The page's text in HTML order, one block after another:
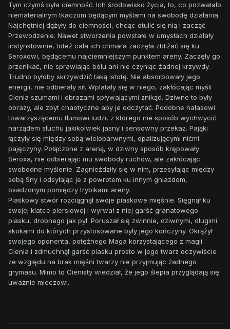
Tym czymś była ciemność. Ich środowisko życia, to, co pozwalało
niematerialnym tkaczom będącym myślami na swobodę działania.
Najchętniej dążyły do ciemności, chcąc otulić się nią i zacząć
Przewodzenie. Nawet stworzenia powstałe w umysłach działały
instynktownie, toteż cała ich chmara zaczęła zbliżać się ku
Seroxowi, będącemu najciemniejszym punktem areny. Zaczęły go
przenikać, nie sprawiając bólu ani nie czyniąc żadnej krzywdy.
Trudno byłoby skrzywdzić taką istotę. Nie absorbowały jego
energii, nie odbierały sił. Wplatały się w niego, zakłócając myśli
Cienia szumami i obrazami spływającymi znikąd. Dziwne to były
obrazy, ale zbyt chaotyczne aby je odczytać. Podobne hałasowi
towarzyszącemu tłumowi ludzi, z którego nie sposób wychwycić
narządem słuchu jakikolwiek jasny i sensowny przekaz. Pająki
łączyły się między sobą wielobarwnymi, opalizującymi nićmi
pajęczyny. Połączone z areną, w dziwny sposób krępowały
Seroxa, nie odbierając mu swobody ruchów, ale zakłócając
swobodne myślenie. Zagnieździły się w nim, przesyłając między
sobą Sny i odsyłając je z powrotem ku innym gniazdom,
osadzonym pomiędzy trybikami areny.
Piaskowy stwór rozciągnął swoje piaskowe mięśnie. Sięgnął ku
swojej klatce piersiowej i wyrwał z niej garść granatowego
piasku, drobnego jak pył. Poruszał się zwinnie, dziwnymi, długimi
skokami do których przystosowane były jego kończyny. Okrążył
swojego oponenta, potężnego Maga korzystającego z magii
Cienia i zdmuchnął garść piasku prosto w jego twarz oczywiście
ze względu na brak mięśni twarzy nie przyjmując żadnego
grymasu. Mimo to Cienisty wiedział, że jego ślepia przyglądają się
uważnie mieczowi.